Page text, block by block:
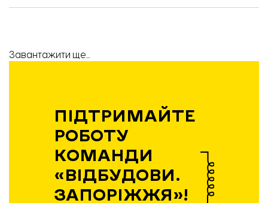
Завантажити ще...
ПІДТРИМАЙТЕ
РОБОТУ
КОМАНДИ
«ВІДБУДОВИ.
ЗАПОРІЖЖЯ»!